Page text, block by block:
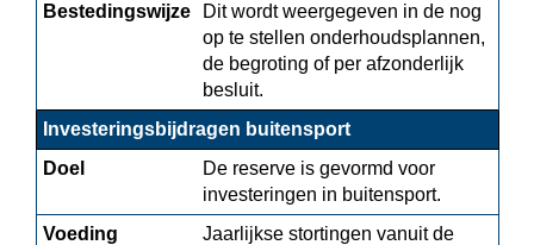
Bestedingswijze
Dit wordt weergegeven in de nog
op te stellen onderhoudsplannen,
de begroting of per afzonderlijk
besluit.
Investeringsbijdragen buitensport
Doel
De reserve is gevormd voor
investeringen in buitensport.
Voeding
Jaarlijkse stortingen vanuit de